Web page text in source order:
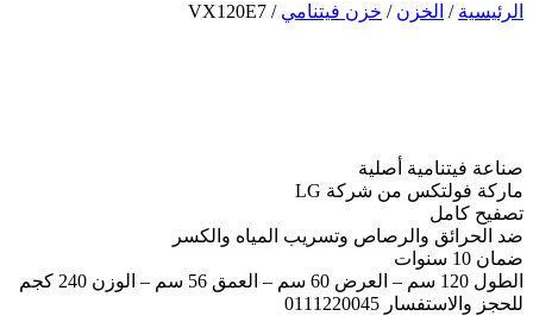
الرئيسية / الخزن / خزن فيتنامي / VX120E7
صناعة فيتنامية أصلية
ماركة فولتكس من شركة LG
تصفيح كامل
ضد الحرائق والرصاص وتسريب المياه والكسر
ضمان 10 سنوات
الطول 120 سم – العرض 60 سم – العمق 56 سم – الوزن 240 كجم
للحجز والاستفسار 0111220045